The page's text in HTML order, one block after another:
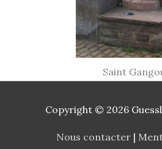
Saint
Copyright © 2026
Nous contacter |